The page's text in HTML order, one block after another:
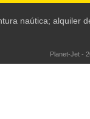
naútica; alquiler
Planet-Jet -